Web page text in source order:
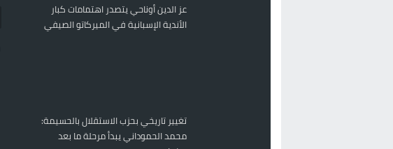
عز الدين أوناحي يتصدر اهتمامات كبار
الأندية الإسبانية في الميركاتو الصيفي
تغيير تاريخي بحزب الاستقلال بالحسيمة:
محمد الحموداني يبدأ مرحلة ما بعد